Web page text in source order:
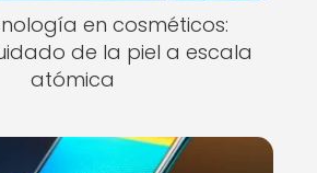
en cosméticos:
de la piel a escala
atómica